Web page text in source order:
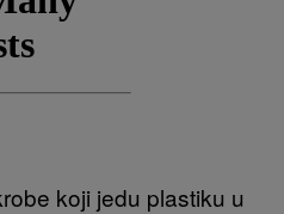
koji jedu plastiku u